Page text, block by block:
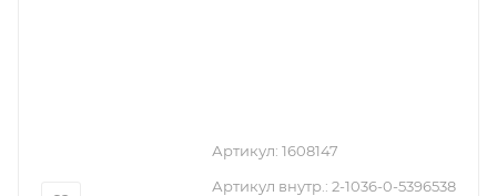
Артикул: 1608147
Артикул внутр.: 2-1036-0-5396538